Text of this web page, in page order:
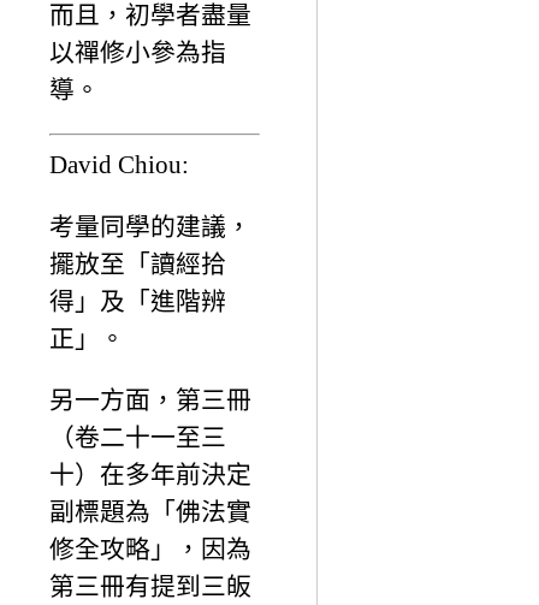
而且，初學者盡量
以禪修小參為指
導。
David Chiou:
考量同學的建議，
擺放至「讀經拾
得」及「進階辨
正」。
另一方面，第三冊
（卷二十一至三
十）在多年前決定
副標題為「佛法實
修全攻略」，因為
第三冊有提到三皈